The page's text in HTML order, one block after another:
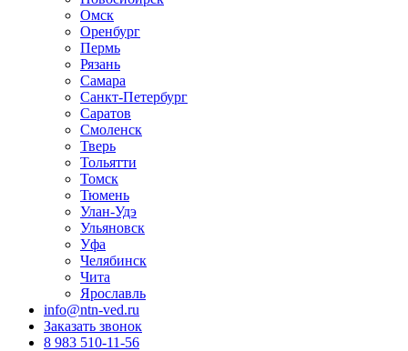
Омск
Оренбург
Пермь
Рязань
Самара
Санкт-Петербург
Саратов
Смоленск
Тверь
Тольятти
Томск
Тюмень
Улан-Удэ
Ульяновск
Уфа
Челябинск
Чита
Ярославль
info@ntn-ved.ru
Заказать звонок
8 983 510-11-56